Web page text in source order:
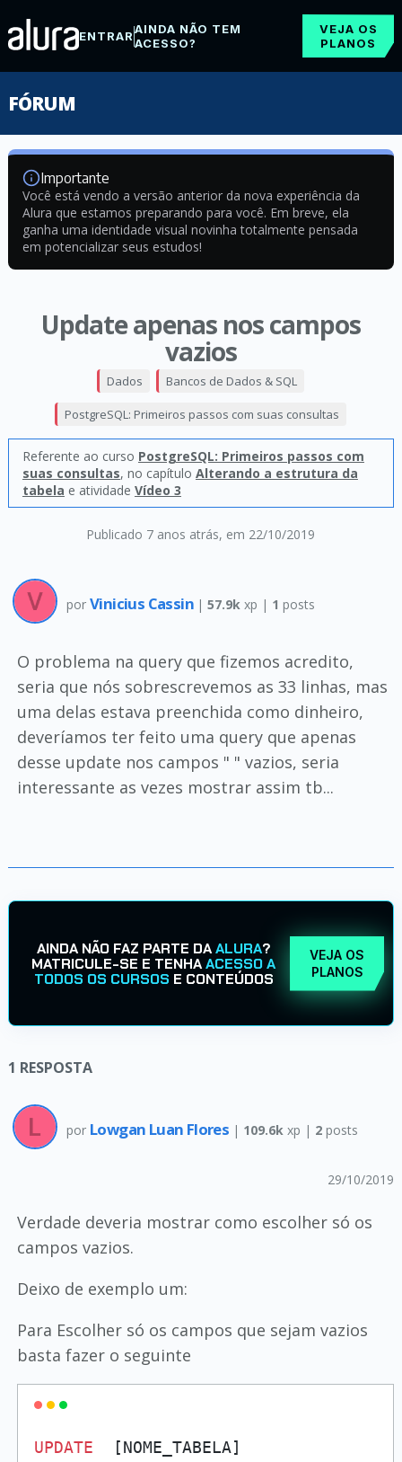
ENTRARAINDA NÃO TEM
ACESSO?
VEJA OS
PLANOS
FÓRUM
Importante
Você está vendo a versão anterior da nova experiência da
Alura que estamos preparando para você. Em breve, ela
ganha uma identidade visual novinha totalmente pensada
em potencializar seus estudos!
Update apenas nos campos
vazios
Publicado 7 anos atrás, em 22/10/2019
Dados Bancos de Dados & SQL
PostgreSQL: Primeiros passos com suas consultas
Referente ao curso PostgreSQL: Primeiros passos com
suas consultas, no capítulo Alterando a estrutura da
tabela e atividade Vídeo 3
por Vinicius Cassin |57.9k xp | 1 posts
O problema na query que fizemos acredito,
seria que nós sobrescrevemos as 33 linhas, mas
uma delas estava preenchida como dinheiro,
deveríamos ter feito uma query que apenas
desse update nos campos " " vazios, seria
interessante as vezes mostrar assim tb...
AINDA NÃO FAZ PARTE DAALURA?
MATRICULE-SE E TENHAACESSO A
TODOS OS CURSOS E CONTEÚDOS
VEJA OS
PLANOS
1 RESPOSTA
por Lowgan Luan Flores | 109.6k xp | 2posts
29/10/2019
Verdade deveria mostrar como escolher só os
campos vazios.
Deixo de exemplo um:
Para Escolher só os campos que sejam vazios
basta fazer o seguinte
UPDATE
  [NOME_TABELA]